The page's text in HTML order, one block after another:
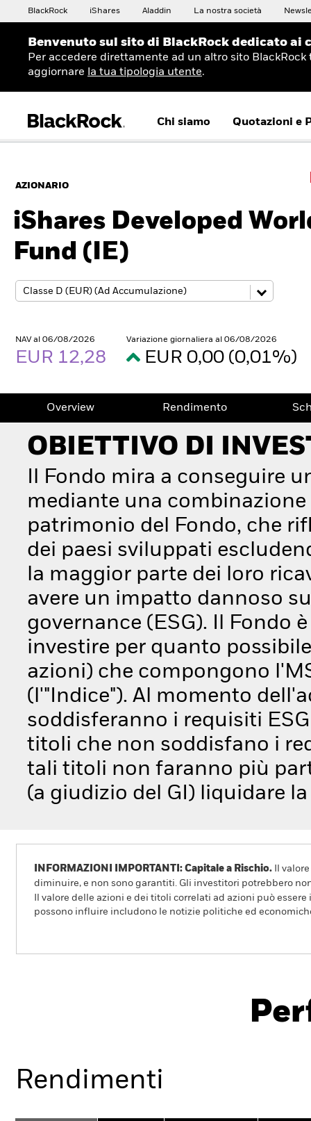
BlackRock iShares Aladdin La nostra società
Benvenuto sul sito di BlackRock dedicato
Per accedere direttamente ad un altro sito
aggiornare
la tua tipologia utente.
Chi siamo Quotazioni e
AZIONARIO
iShares Developed
Fund (IE)
NAV al 06/08/2026
EUR 12,28
Variazione giornaliera al 06/08/2026
EUR 0,00 (0,01%)
Overview Rendimento
OBIETTIVO DI
Il Fondo mira a conseguire
mediante una
patrimonio del Fondo, che
dei paesi sviluppati
la maggior parte dei loro
avere un impatto dannoso
governance (ESG). Il Fondo
investire per quanto
azioni) che compongono
(l'"Indice"). Al momento
soddisferanno i requisiti
titoli che non soddisfano i
tali titoli non faranno più
(a giudizio del GI) liquidare
INFORMAZIONI IMPORTANTI: Capitale a Rischio. Il
diminuire, e non sono garantiti. Gli investitori potrebbero
Il valore delle azioni e dei titoli correlati ad azioni può
possono influire includono le notizie politiche ed
Rendimenti